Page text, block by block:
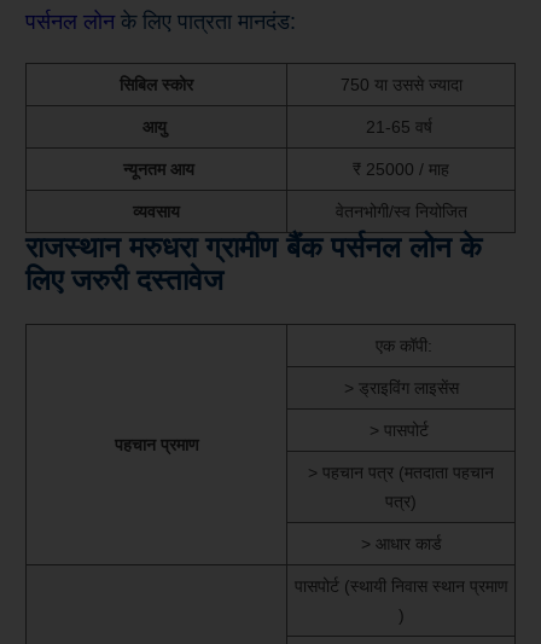
पर्सनल लोन के लिए पात्रता मानदंड:
सिबिल स्कोर 750 या उससे ज्यादा
आयु 21-65 वर्ष
न्यूनतम आय ₹ 25000 / माह
व्यवसाय वेतनभोगी/स्व नियोजित
राजस्थान मरुधरा ग्रामीण बैंक पर्सनल लोन के
लिए जरुरी दस्तावेज
पहचान प्रमाण
एक कॉपी:
> ड्राइविंग लाइसेंस
> पासपोर्ट
> पहचान पत्र (मतदाता पहचान
पत्र)
> आधार कार्ड
पासपोर्ट (स्थायी निवास स्थान प्रमाण
)